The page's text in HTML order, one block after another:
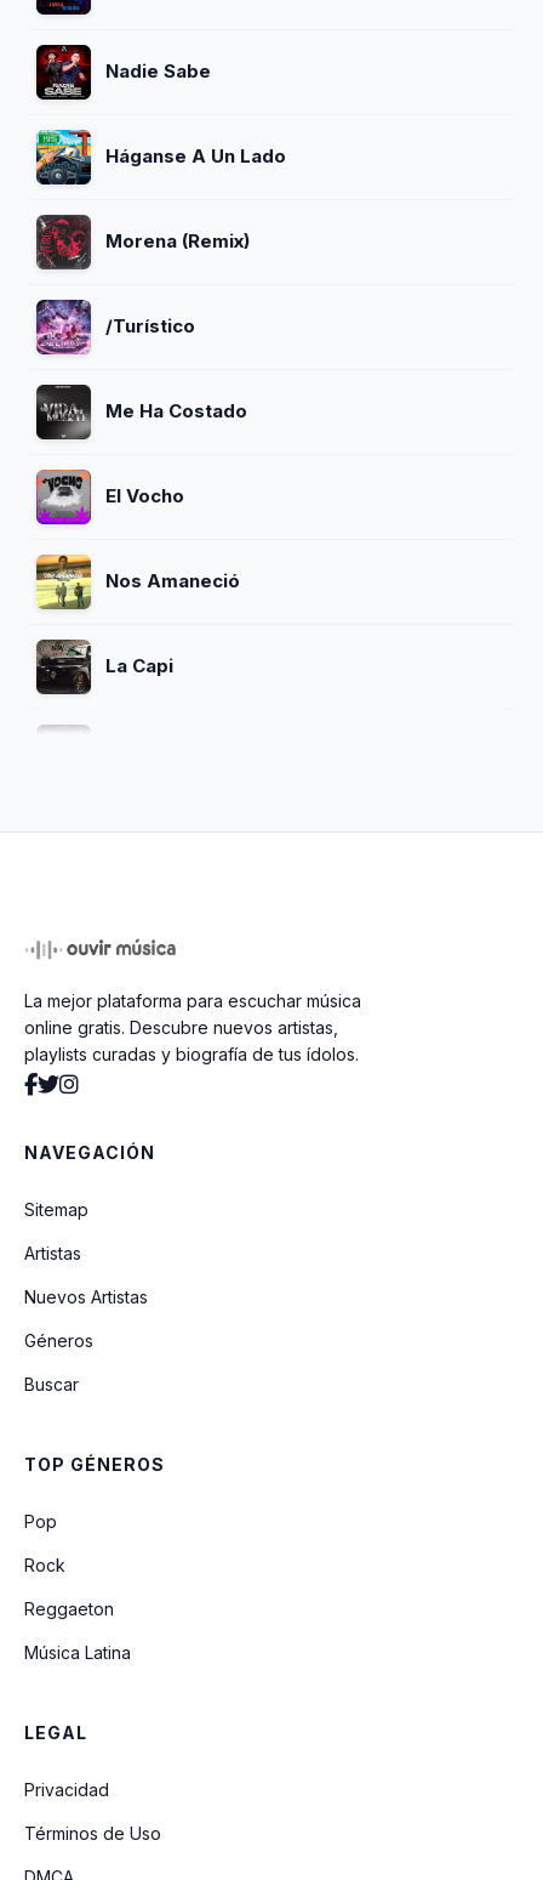
Nadie Sabe
Háganse A Un Lado
Morena (Remix)
/Turístico
Me Ha Costado
El Vocho
Nos Amaneció
La Capi
Como Te Voy A Olvidar
El Gabacho
La mejor plataforma para escuchar música
online gratis. Descubre nuevos artistas,
playlists curadas y biografía de tus ídolos.
NAVEGACIÓN
Sitemap
Artistas
Nuevos Artistas
Géneros
Buscar
TOP GÉNEROS
Pop
Rock
Reggaeton
Música Latina
LEGAL
Privacidad
Términos de Uso